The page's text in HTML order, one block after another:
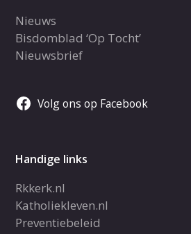
Nieuws
Bisdomblad ‘Op Tocht’
Nieuwsbrief
Volg ons op Facebook
Handige links
Rkkerk.nl
Katholiekleven.nl
Preventiebeleid